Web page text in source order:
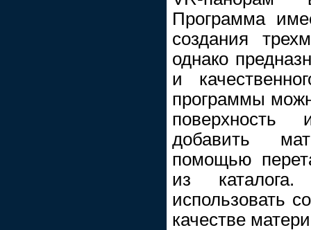
Программа
создания
однако
и
программы
добавить
помощью
из
использовать
качестве